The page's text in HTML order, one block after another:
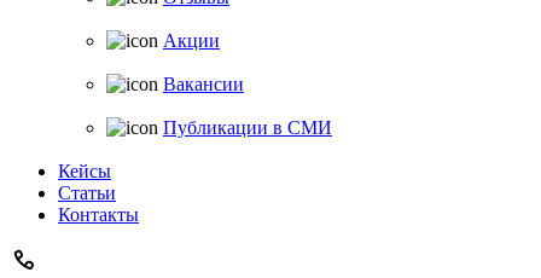
Акции
Вакансии
Публикации в СМИ
Кейсы
Статьи
Контакты